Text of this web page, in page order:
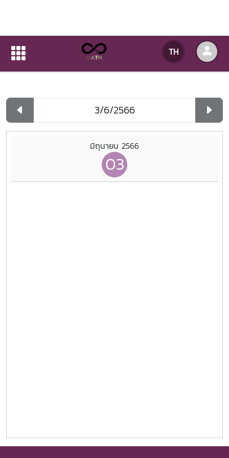
TH
ปฏิทินกิจกรรมของหน่วยงาน
ปฏิทินกิจกรรมของหน่วยงาน
มิถุนายน 2566
03